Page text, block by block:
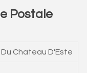
Postale
Du Chateau D'Este